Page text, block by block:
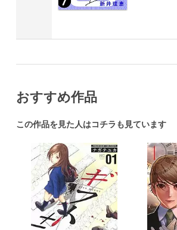
おすすめ作品
この作品を見た人はコチラも見ています